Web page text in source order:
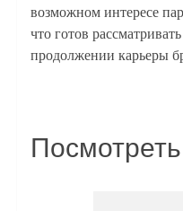
возможном интересе
что готов
продолжении карьеры